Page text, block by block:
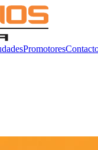
Promotores